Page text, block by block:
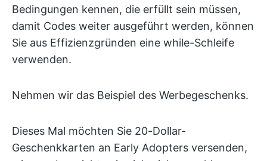
Bedingungen kennen, die erfüllt sein müssen,
damit Codes weiter ausgeführt werden, können
Sie aus Effizienzgründen eine while-Schleife
verwenden.
Nehmen wir das Beispiel des Werbegeschenks.
Dieses Mal möchten Sie 20-Dollar-
Geschenkkarten an Early Adopters versenden,